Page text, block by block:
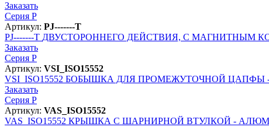
Заказать
Серия P
Артикул: PJ-------T
PJ-------T ДВУСТОРОННЕГО ДЕЙСТВИЯ, С МАГНИТНЫМ
Заказать
Серия P
Артикул: VSI_ISO15552
VSI_ISO15552 БОБЫШКА ДЛЯ ПРОМЕЖУТОЧНОЙ ЦАПФЫ
Заказать
Серия P
Артикул: VAS_ISO15552
VAS_ISO15552 КРЫШКА С ШАРНИРНОЙ ВТУЛКОЙ -